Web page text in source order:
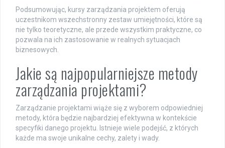
Podsumowując, kursy zarządzania projektem oferują
uczestnikom wszechstronny zestaw umiejętności, które są
nie tylko teoretyczne, ale przede wszystkim praktyczne, co
pozwala na ich zastosowanie w realnych sytuacjach
biznesowych.
Jakie są najpopularniejsze metody
zarządzania projektami?
Zarządzanie projektami wiąże się z wyborem odpowiedniej
metody, która będzie najbardziej efektywna w kontekście
specyfiki danego projektu. Istnieje wiele podejść, z których
każde ma swoje unikalne cechy, zalety i wady.